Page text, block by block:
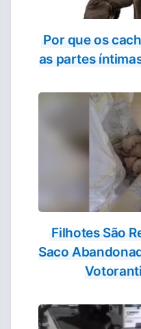
Por que os
as partes
Filhotes São
Saco